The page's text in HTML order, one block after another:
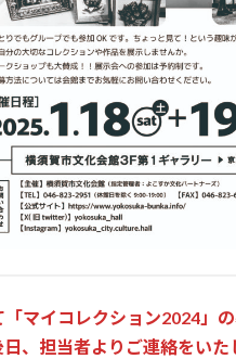
マイコレクション2024」
、担当者よりご連絡をいた